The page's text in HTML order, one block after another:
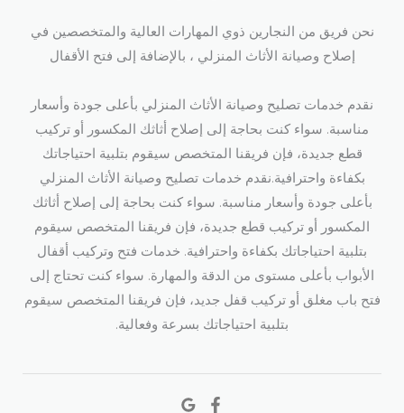
نحن فريق من النجارين ذوي المهارات العالية والمتخصصين في
إصلاح وصيانة الأثاث المنزلي ، بالإضافة إلى فتح الأقفال​
نقدم خدمات تصليح وصيانة الأثاث المنزلي بأعلى جودة وأسعار
مناسبة. سواء كنت بحاجة إلى إصلاح أثاثك المكسور أو تركيب
قطع جديدة، فإن فريقنا المتخصص سيقوم بتلبية احتياجاتك
بكفاءة واحترافية.نقدم خدمات تصليح وصيانة الأثاث المنزلي
بأعلى جودة وأسعار مناسبة. سواء كنت بحاجة إلى إصلاح أثاثك
المكسور أو تركيب قطع جديدة، فإن فريقنا المتخصص سيقوم
بتلبية احتياجاتك بكفاءة واحترافية. خدمات فتح وتركيب أقفال
الأبواب بأعلى مستوى من الدقة والمهارة. سواء كنت تحتاج إلى
فتح باب مغلق أو تركيب قفل جديد، فإن فريقنا المتخصص سيقوم
بتلبية احتياجاتك بسرعة وفعالية.